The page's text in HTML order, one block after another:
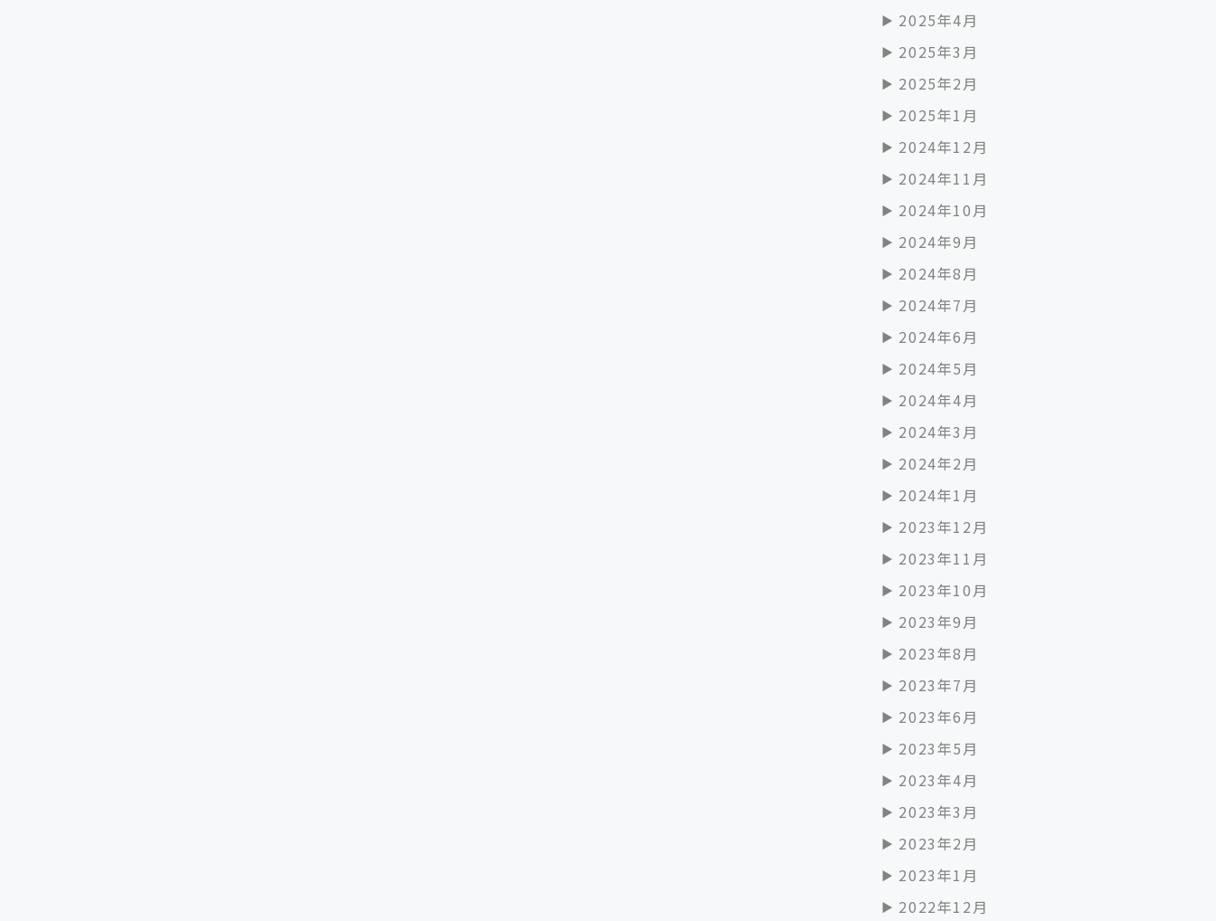
2025年4月
2025年3月
2025年2月
2025年1月
2024年12月
2024年11月
2024年10月
2024年9月
2024年8月
2024年7月
2024年6月
2024年5月
2024年4月
2024年3月
2024年2月
2024年1月
2023年12月
2023年11月
2023年10月
2023年9月
2023年8月
2023年7月
2023年6月
2023年5月
2023年4月
2023年3月
2023年2月
2023年1月
2022年12月